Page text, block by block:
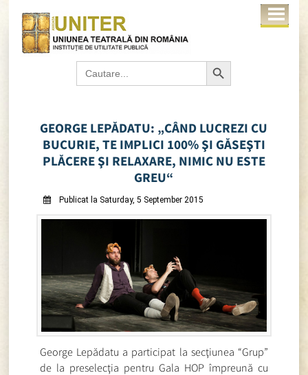
Search
for:
Search Button
GEORGE LEPĂDATU: „CÂND LUCREZI CU
BUCURIE, TE IMPLICI 100% ŞI GĂSEŞTI
PLĂCERE ŞI RELAXARE, NIMIC NU ESTE
GREU“
Publicat la Saturday, 5 September 2015
George Lepădatu a participat la secţiunea “Grup”
de la preselecţia pentru Gala HOP împreună cu